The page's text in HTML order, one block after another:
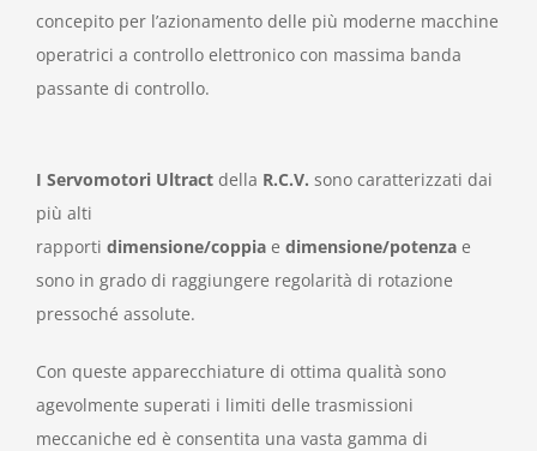
concepito per l’azionamento delle più moderne macchine
operatrici a controllo elettronico con massima banda
passante di controllo.
I Servomotori Ultract della R.C.V. sono caratterizzati dai
più alti
rapporti dimensione/coppia e dimensione/potenza e
sono in grado di raggiungere regolarità di rotazione
pressoché assolute.
Con queste apparecchiature di ottima qualità sono
agevolmente superati i limiti delle trasmissioni
meccaniche ed è consentita una vasta gamma di